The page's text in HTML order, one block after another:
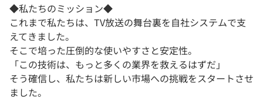
◆私たちのミッション◆
これまで私たちは、TV放送の舞台裏を自社システムで支
えてきました。
そこで培った圧倒的な使いやすさと安定性。
「この技術は、もっと多くの業界を救えるはずだ」
そう確信し、私たちは新しい市場への挑戦をスタートさせ
ました。